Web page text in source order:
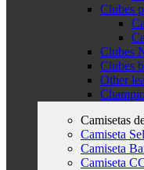
Clubes
Clubes
Clubes
Other
Camisetas
Camiseta
Camiseta
Camiseta